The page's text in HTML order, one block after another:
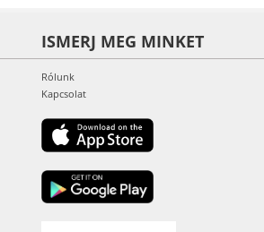
ISMERJ MEG MINKET
Rólunk
Kapcsolat